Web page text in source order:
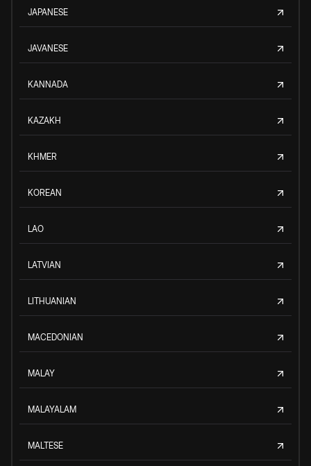
JAPANESE
JAVANESE
KANNADA
KAZAKH
KHMER
KOREAN
LAO
LATVIAN
LITHUANIAN
MACEDONIAN
MALAY
MALAYALAM
MALTESE